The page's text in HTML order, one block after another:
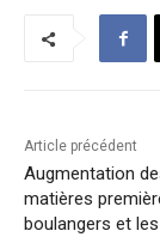
Article précédent
Augmentation
matières
boulangers et